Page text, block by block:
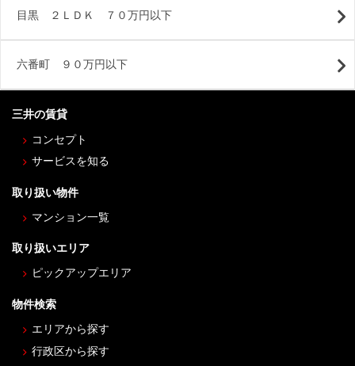
目黒 ２ＬＤＫ ７０万円以下
六番町 ９０万円以下
三井の賃貸
コンセプト
サービスを知る
取り扱い物件
マンション一覧
取り扱いエリア
ピックアップエリア
物件検索
エリアから探す
行政区から探す